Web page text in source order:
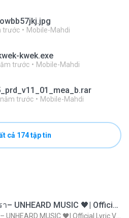
trước Mobile-Mahdi
kwek.exe
trước Mobile-Mahdi
trước Mobile-Mahdi
cả 174 tập tin
ไม่มีใครรู้ตัวเรา– UNHEARD MUSIC 🖤| Official Lyric Video | เพลงสู้ชีวิต